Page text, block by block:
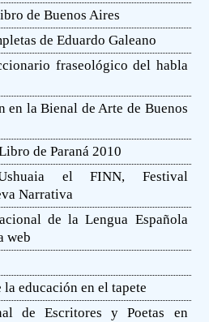
de Buenos Aires
de Eduardo Galeano
fraseológico del habla
en la Bienal de Arte de Buenos
de Paraná 2010
el FINN, Festival
Narrativa
de la Lengua Española
web
educación en el tapete
de Escritores y Poetas en